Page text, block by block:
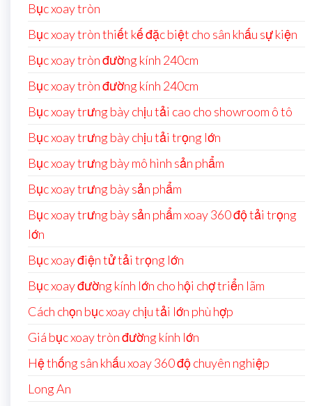
Bục xoay tròn
Bục xoay tròn thiết kế đặc biệt cho sân khấu sự kiện
Bục xoay tròn đường kính 240cm
Bục xoay tròn đường kính 240cm
Bục xoay trưng bày chịu tải cao cho showroom ô tô
Bục xoay trưng bày chịu tải trọng lớn
Bục xoay trưng bày mô hình sản phẩm
Bục xoay trưng bày sản phẩm
Bục xoay trưng bày sản phẩm xoay 360 độ tải trọng
lớn
Bục xoay điện tử tải trọng lớn
Bục xoay đường kính lớn cho hội chợ triển lãm
Cách chọn bục xoay chịu tải lớn phù hợp
Giá bục xoay tròn đường kính lớn
Hệ thống sân khấu xoay 360 độ chuyên nghiệp
Long An